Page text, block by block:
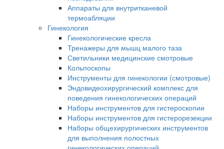
Аппараты для внутритканевой
термоабляции
Гинекология
Гинекологические кресла
Тренажеры для мышц малого таза
Светильники медицинские смотровые
Кольпоскопы
Инструменты для гинекологии (смотровые)
Эндовидеохирургический комплекс для
поведения гинекологических операций
Наборы инструментов для гистероскопии
Наборы инструментов для гистерорезекции
Наборы общехирургических инструментов
для выполнения полостных